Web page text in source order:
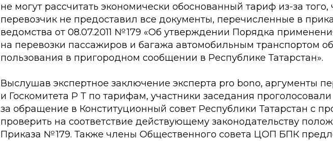
не могут рассчитать экономически обоснованный тариф из-за того,
перевозчик не предоставил все документы, перечисленные в
ведомства от 08.07.2011 № 179 «Об утверждении Порядка
на перевозки пассажиров и багажа автомобильным транспортом
пользования в пригородном сообщении в Республике Татарстан».
Выслушав экспертное заключение эксперта pro bono, аргументы
и Госкомитета Р Т по тарифам, участники заседания проголосовали
за обращение в Конституционный совет Республики Татарстан с
проверить на соответствие действующему законодательству
Приказа № 179. Также члены Общественного совета ЦОП БПК